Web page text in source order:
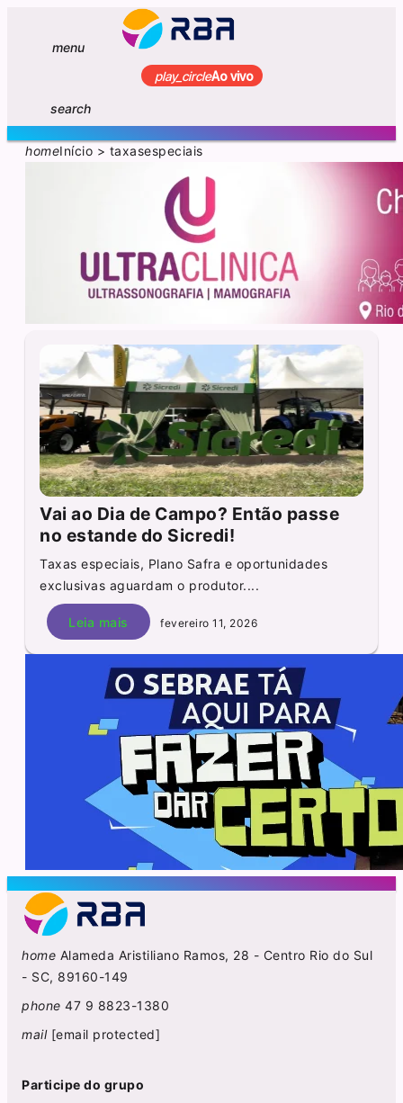
menu
play_circleAo vivo
search
homeInício > taxasespeciais
Vai ao Dia de Campo? Então passe
no estande do Sicredi!
Taxas especiais, Plano Safra e oportunidades
exclusivas aguardam o produtor....
Leia mais fevereiro 11, 2026
home Alameda Aristiliano Ramos, 28 - Centro Rio do Sul
- SC, 89160-149
phone 47 9 8823-1380
mail [email protected]
Participe do grupo